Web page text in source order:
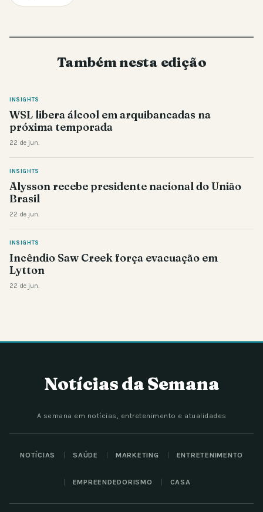
Também nesta edição
INSIGHTS
WSL libera álcool em arquibancadas na
próxima temporada
22 de jun.
INSIGHTS
Alysson recebe presidente nacional do União
Brasil
22 de jun.
INSIGHTS
Incêndio Saw Creek força evacuação em
Lytton
22 de jun.
Notícias da Semana
A semana em notícias, entretenimento e atualidades
NOTÍCIAS SAÚDE MARKETING ENTRETENIMENTO
EMPREENDEDORISMO CASA